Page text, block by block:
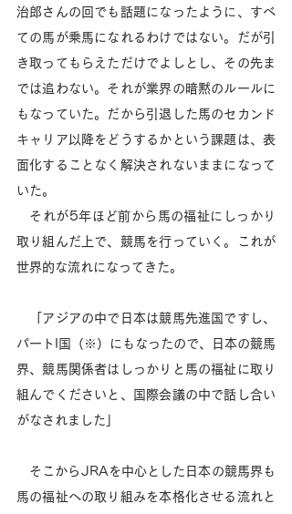
治郎さんの回でも話題になったように、すべ
ての馬が乗馬になれるわけではない。だが引
き取ってもらえただけでよしとし、その先ま
では追わない。それが業界の暗黙のルールに
もなっていた。だから引退した馬のセカンド
キャリア以降をどうするかという課題は、表
面化することなく解決されないままになって
いた。
それが5年ほど前から馬の福祉にしっかり
取り組んだ上で、競馬を行っていく。これが
世界的な流れになってきた。
「アジアの中で日本は競馬先進国ですし、
パートI国（※）にもなったので、日本の競馬
界、競馬関係者はしっかりと馬の福祉に取り
組んでくださいと、国際会議の中で話し合い
がなされました」
そこからJRAを中心とした日本の競馬界も
馬の福祉への取り組みを本格化させる流れと